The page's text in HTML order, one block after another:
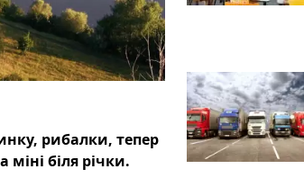
рибалки, тепер
біля річки.